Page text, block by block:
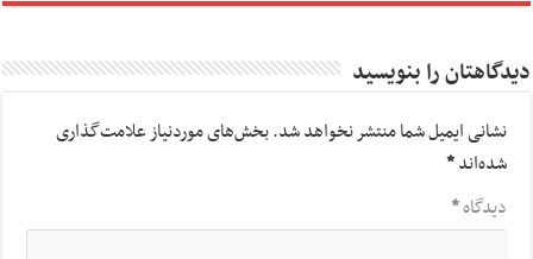
دیدگاهتان را بنویسید
نشانی ایمیل شما منتشر نخواهد شد.بخش‌های موردنیاز علامت‌گذاری
شده‌اند*
دیدگاه*